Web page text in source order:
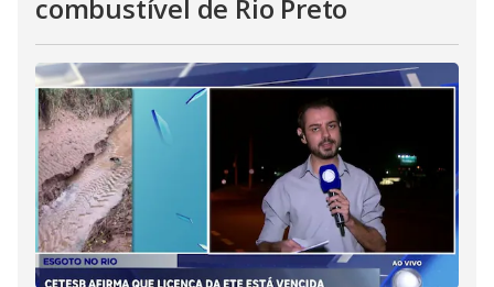
combustível de Rio Preto